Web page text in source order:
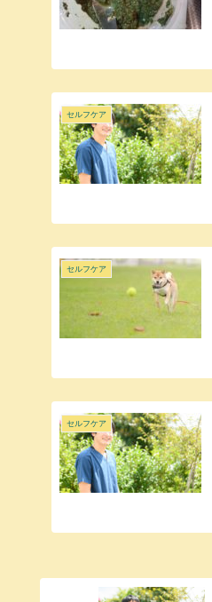
セルフケア
セルフケア
セルフケア